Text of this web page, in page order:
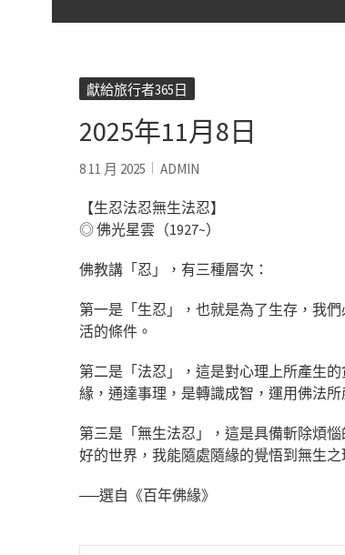
獻給旅行者365日
2025年11月8日
8 11 月 2025 ADMIN
【生忍法忍無生法忍】
◎ 佛光星雲（1927~）
佛教講「忍」，有三種層次：
第一是「生忍」，也就是為了生存，我
活的條件。
第二是「法忍」，這是對心理上所產生
緣，通達事理，是轉識成智，運用佛法所
第三是「無生法忍」，這是具備斬除煩
好的世界，我能隨處隨緣的覺悟到無生
──選自《百年佛緣》